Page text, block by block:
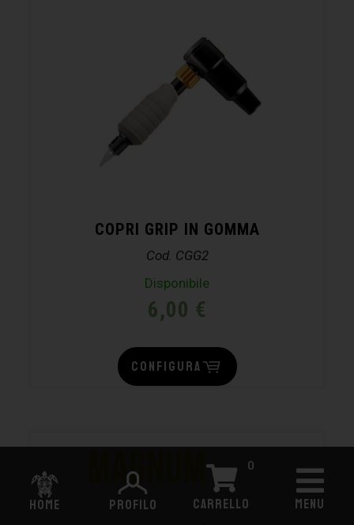
HOME PROFILO CARRELLO
0
MENU
COPRI GRIP IN GOMMA
Cod. CGG2
Disponibile
6,00 €
CONFIGURA